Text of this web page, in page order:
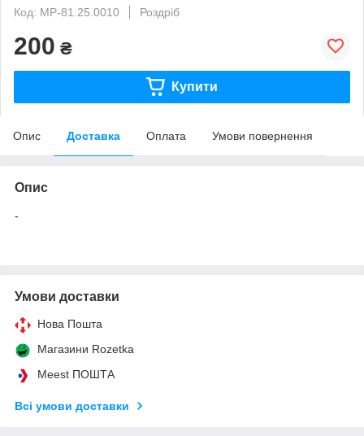
Код: MP-81.25.0010
Роздріб
200 ₴
Купити
Опис Доставка Оплата Умови повернення
Опис
-
Умови доставки
Нова Пошта
Магазини Rozetka
Meest ПОШТА
Всі умови доставки